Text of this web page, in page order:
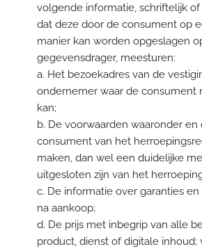
volgende informatie, schriftelijk
dat deze door de consument op
manier kan worden opgeslagen
gegevensdrager, meesturen:
a. Het bezoekadres van de
ondernemer waar de consument
kan;
b. De voorwaarden waaronder
consument van het
maken, dan wel een duidelijke
uitgesloten zijn van het
c. De informatie over garanties
na aankoop;
d. De prijs met inbegrip van alle
product, dienst of digitale inhoud;